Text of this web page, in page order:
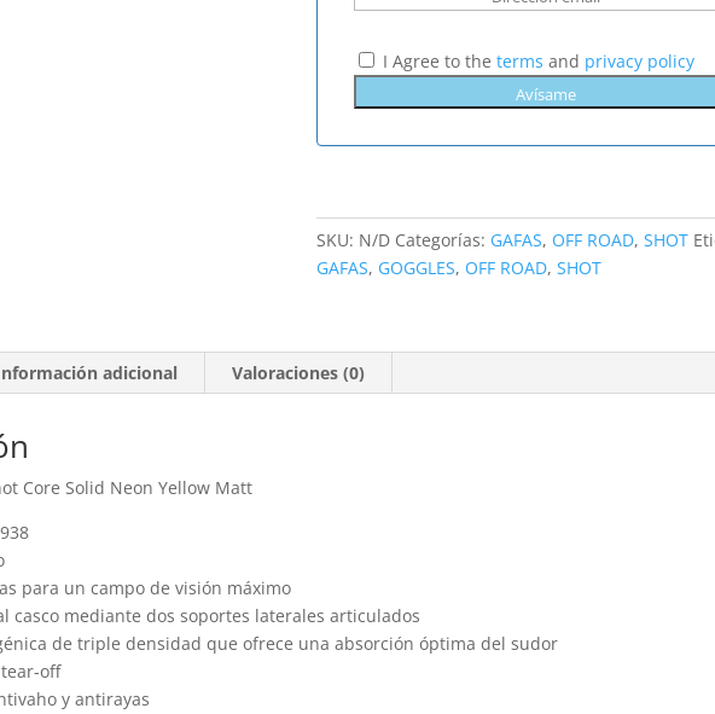
I Agree to theterms and privacy policy
SKU: N/D Categorías: GAFAS, OFF ROAD,SHOT
GAFAS, GOGGLES, OFF ROAD,SHOT
adicional Valoraciones (0)
Core Solid Neon Yellow Matt
para un campo de visión máximo
casco mediante dos soportes laterales articulados
de triple densidad que ofrece una absorción óptima del sudor
off
y antirayas